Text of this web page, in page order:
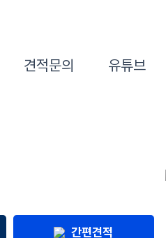
견적문의 유튜브
간편견적